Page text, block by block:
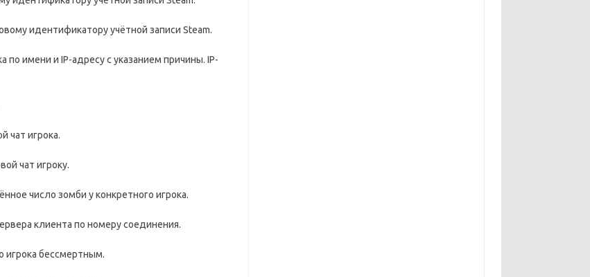
идентификатору учётной записи Steam.
по имени и IP-адресу с указанием причины. IP-
чат игрока.
чат игроку.
число зомби у конкретного игрока.
клиента по номеру соединения.
игрока бессмертным.